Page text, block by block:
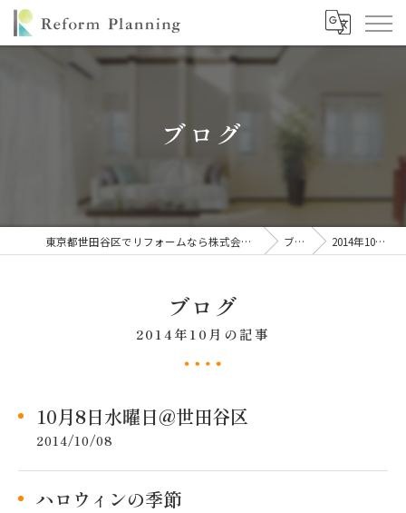
ブログ
東京都世田谷区でリフォームなら株式会社リフォームプランニング ブログ 2014年10月の記事
ブログ
2014年10月の記事
10月8日水曜日@世田谷区
2014/10/08
ハロウィンの季節